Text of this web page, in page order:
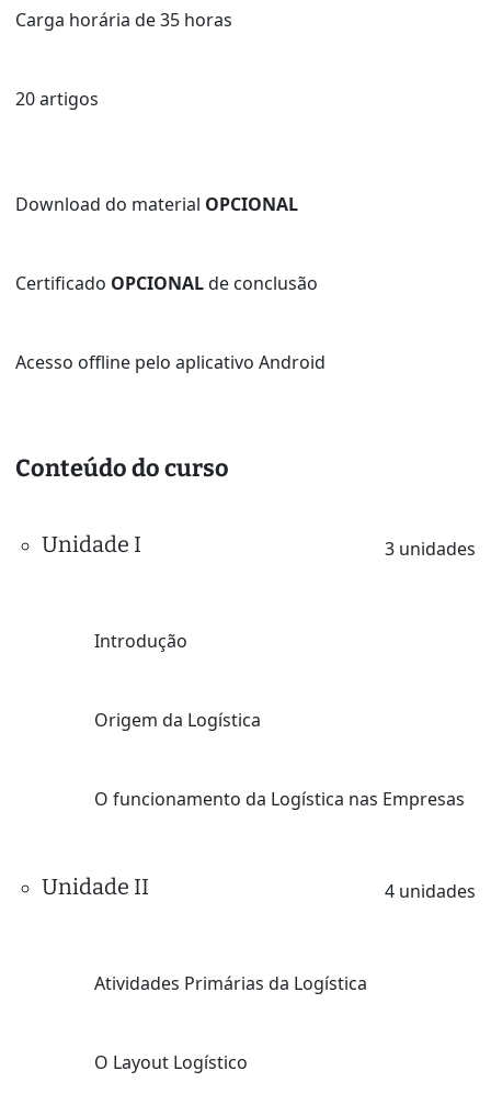
Carga horária de 35 horas
20 artigos
Download do material OPCIONAL
Certificado OPCIONALde conclusão
Acesso offline pelo aplicativo Android
Conteúdo do curso
Unidade I 3 unidades
Introdução
Origem da Logística
O funcionamento da Logística nas Empresas
Unidade II 4 unidades
Atividades Primárias da Logística
O Layout Logístico